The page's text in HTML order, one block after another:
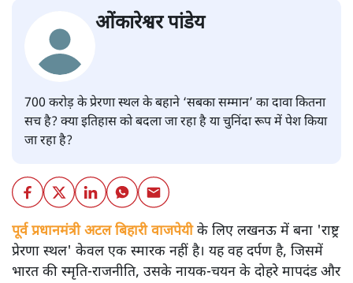
ओंकारेश्वर पांडेय
700 करोड़ के प्रेरणा स्थल के बहाने ‘सबका सम्मान’ का दावा कितना
सच है? क्या इतिहास को बदला जा रहा है या चुनिंदा रूप में पेश किया
जा रहा है?
पूर्व प्रधानमंत्री अटल बिहारी वाजपेयीके लिए लखनऊ में बना 'राष्ट्र
प्रेरणा स्थल' केवल एक स्मारक नहीं है। यह वह दर्पण है, जिसमें
भारत की स्मृति-राजनीति, उसके नायक-चयन के दोहरे मापदंड और